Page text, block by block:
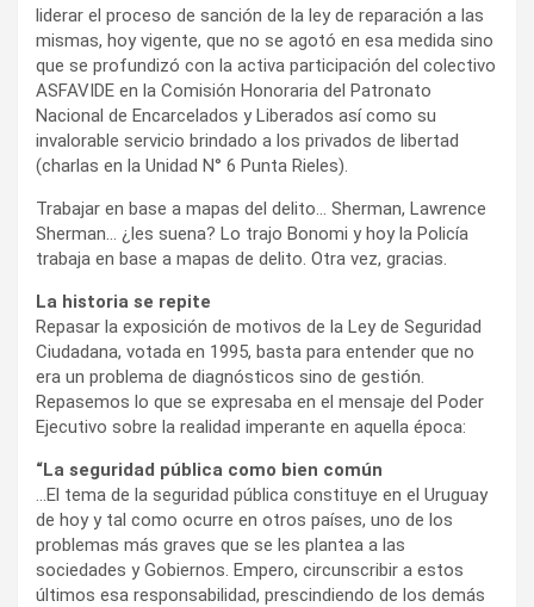
liderar el proceso de sanción de la ley de reparación a las
mismas, hoy vigente, que no se agotó en esa medida sino
que se profundizó con la activa participación del colectivo
ASFAVIDE en la Comisión Honoraria del Patronato
Nacional de Encarcelados y Liberados así como su
invalorable servicio brindado a los privados de libertad
(charlas en la Unidad N° 6 Punta Rieles).
Trabajar en base a mapas del delito… Sherman, Lawrence
Sherman… ¿les suena? Lo trajo Bonomi y hoy la Policía
trabaja en base a mapas de delito. Otra vez, gracias.
La historia se repite
Repasar la exposición de motivos de la Ley de Seguridad
Ciudadana, votada en 1995, basta para entender que no
era un problema de diagnósticos sino de gestión.
Repasemos lo que se expresaba en el mensaje del Poder
Ejecutivo sobre la realidad imperante en aquella época:
“La seguridad pública como bien común
…El tema de la seguridad pública constituye en el Uruguay
de hoy y tal como ocurre en otros países, uno de los
problemas más graves que se les plantea a las
sociedades y Gobiernos. Empero, circunscribir a estos
últimos esa responsabilidad, prescindiendo de los demás